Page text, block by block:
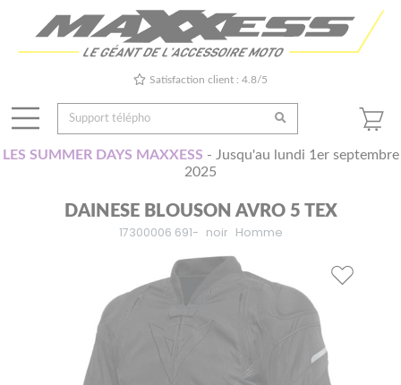
Satisfaction client : 4.8/5
LES SUMMER DAYS MAXXESS - Jusqu'au lundi 1er septembre
2025
DAINESE BLOUSON AVRO 5 TEX
17300006 691- noir Homme